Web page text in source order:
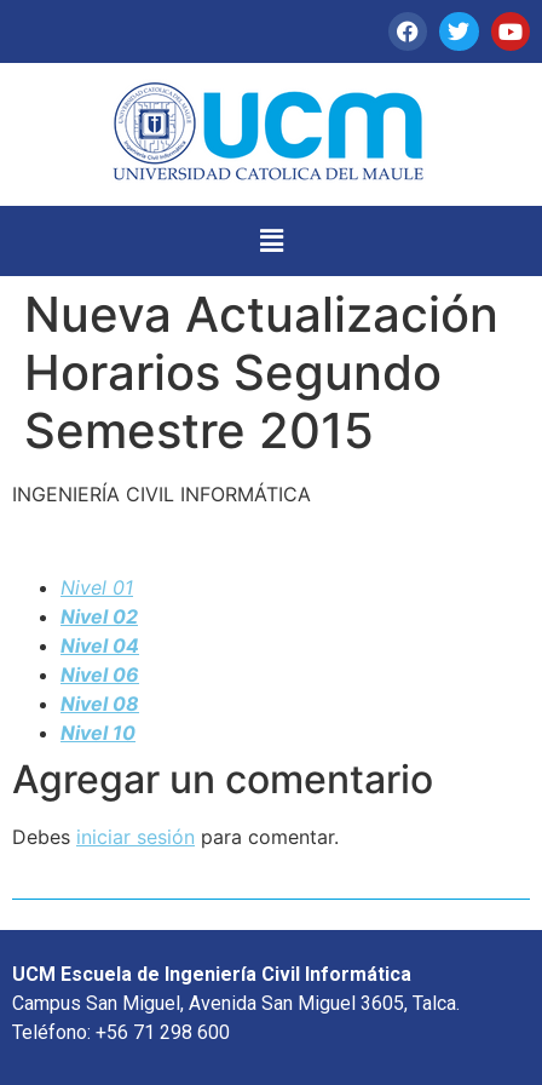
Nueva Actualización
Horarios Segundo
Semestre 2015
INGENIERÍA CIVIL INFORMÁTICA
Nivel 01
Nivel 02
Nivel 04
Nivel 06
Nivel 08
Nivel 10
Agregar un comentario
Debes iniciar sesión para comentar.
UCM Escuela de Ingeniería Civil Informática
Campus San Miguel, Avenida San Miguel 3605, Talca.
Teléfono: +56 71 298 600